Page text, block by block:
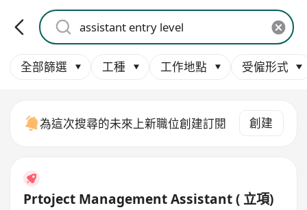
全部篩選 工種 工作地點 受僱形式
為這次搜尋的未來上新職位創建訂閱 創建
Prtoject Management Assistant ( 立項)